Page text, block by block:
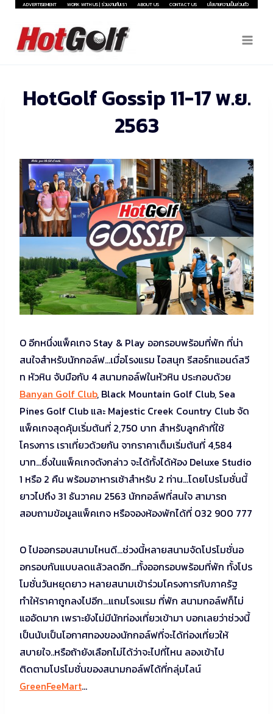
Skip
content
ADVERTISEMENT WORK WITH US | ร่วมงานกับเรา ABOUT US CONTACT US นโยบายความเป็นส่วนตัว
HotGolf Gossip 11-17 พ.ย.
2563
O อีกหนึ่งแพ็คเกจ Stay & Play ออกรอบพร้อมที่พัก ที่น่า
สนใจสำหรับนักกอล์ฟ…เมื่อโรงแรม ไอสนุก รีสอร์ทแอนด์สวี
ท หัวหิน จับมือกับ 4 สนามกอล์ฟในหัวหิน ประกอบด้วย
Banyan Golf Club, Black Mountain Golf Club, Sea
Pines Golf Club และ Majestic Creek Country Club จัด
แพ็คเกจสุดคุ้มเริ่มต้นที่ 2,750 บาท สำหรับลูกค้าที่ใช้
โครงการ เราเที่ยวด้วยกัน จากราคาเต็มเริ่มต้นที่ 4,584
บาท…ซึ่งในแพ็คเกจดังกล่าว จะได้ทั้งได้ห้อง Deluxe Studio
1 หรือ 2 คืน พร้อมอาหารเช้าสำหรับ 2 ท่าน…โดยโปรโมชั่นนี้
ยาวไปถึง 31 ธันวาคม 2563 นักกอล์ฟที่สนใจ สามารถ
สอบถามข้อมูลแพ็คเกจ หรือจองห้องพักได้ที่ 032 900 777
O ไปออกรอบสนามไหนดี…ช่วงนี้หลายสนามจัดโปรโมชั่นอ
อกรอบกันแบบลดแล้วลดอีก…ทั้งออกรอบพร้อมที่พัก ทั้งโปร
โมชั่นวันหยุดยาว หลายสนามเข้าร่วมโครงการกับภาครัฐ
ทำให้ราคาถูกลงไปอีก…แถมโรงแรม ที่พัก สนามกอล์ฟก็ไม่
แออัดมาก เพราะยังไม่มีนักท่องเที่ยวเข้ามา บอกเลยว่าช่วงนี้
เป็นนับเป็นโอกาศทองของนักกอล์ฟที่จะได้ท่องเที่ยวให้
สบายใจ..หรือถ้ายังเลือกไม่ได้ว่าจะไปที่ไหน ลองเข้าไป
ติดตามโปรโมชั่นของสนามกอล์ฟได้ที่กลุ่มไลน์
GreenFeeMart…